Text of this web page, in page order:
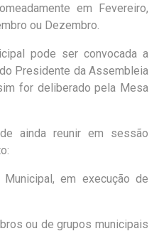
em Fevereiro,
ou Dezembro.
pode ser convocada a
Presidente da Assembleia
for deliberado pela Mesa
ainda reunir em sessão
em execução de
ou de grupos municipais